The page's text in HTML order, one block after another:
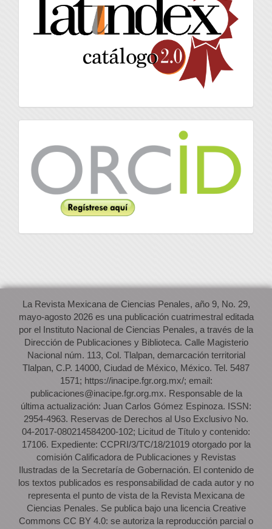
La Revista Mexicana de Ciencias Penales, año 9, No. 29,
mayo-agosto 2026 es una publicación cuatrimestral editada
por el Instituto Nacional de Ciencias Penales, a través de la
Dirección de Publicaciones y Biblioteca. Calle Magisterio
Nacional núm. 113, Col. Tlalpan, demarcación territorial
Tlalpan, C.P. 14000, Ciudad de México, México. Tel. 5487
1571; https://inacipe.fgr.org.mx/; email:
publicaciones@inacipe.fgr.org.mx. Responsable de la
última actualización: Juan Carlos Gómez Espinoza. ISSN:
2954-4963. Reservas de Derechos al Uso Exclusivo No.
04-2017-080214584200-102; Licitud de Título y contenido:
17106. Expediente: CCPRI/3/TC/18/21019 otorgado por la
comisión Calificadora de Publicaciones y Revistas
Ilustradas de la Secretaría de Gobernación. El contenido de
los textos publicados es responsabilidad de cada autor y no
representa el punto de vista de la Revista Mexicana de
Ciencias Penales. Se publica bajo una licencia Creative
Commons CC BY 4.0: se autoriza la reproducción parcial o